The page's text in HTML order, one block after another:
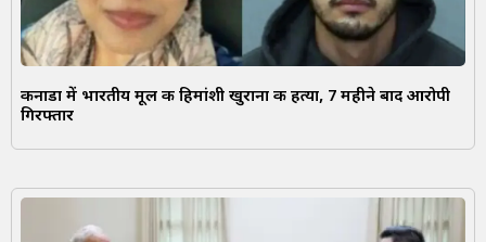
कनाडा में भारतीय मूल की हिमांशी खुराना की हत्या, 7 महीने बाद आरोपी
गिरफ्तार